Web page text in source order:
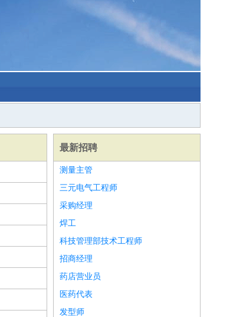
最新招聘
测量主管
三元电气工程师
采购经理
焊工
科技管理部技术工程师
招商经理
药店营业员
医药代表
发型师